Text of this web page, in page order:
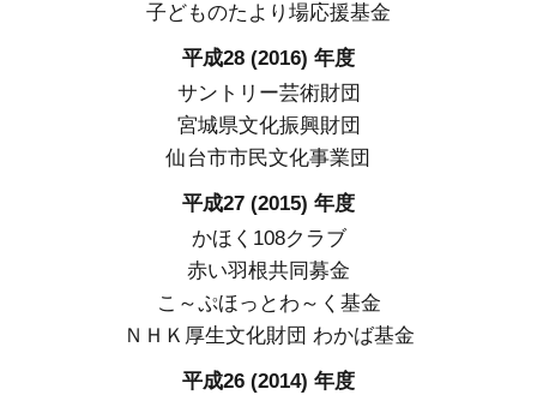
子どものたより場応援基金
平成28 (2016) 年度
サントリー芸術財団
宮城県文化振興財団
仙台市市民文化事業団
平成27 (2015) 年度
かほく108クラブ
赤い羽根共同募金
こ～ぷほっとわ～く基金
ＮＨＫ厚生文化財団 わかば基金
平成26 (2014) 年度